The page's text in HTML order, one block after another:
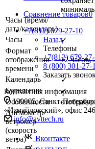
Сравнение товаров0
+7(812) 679-27-10
Назад
Телефоны
+7(812) 679-
8 (800) 301-27-
Заказать
Контактная информация
190005, Санкт-
«Измайловский», офис 246
info@avttech.ru
Вконтакте
Часы (время/
дата/календарь)
Часы
✓
Формат
отображения
времени
12 часов,
Календарь
✓
Будильник
✓
Особенности
Анемометр/
ветромер
(скорость
ветра)